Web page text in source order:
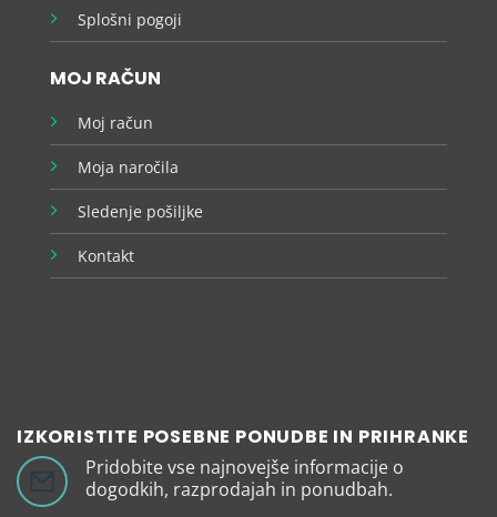
Splošni pogoji
MOJ RAČUN
Moj račun
Moja naročila
Sledenje pošiljke
Kontakt
IZKORISTITE POSEBNE PONUDBE IN PRIHRANKE
Pridobite vse najnovejše informacije o
dogodkih, razprodajah in ponudbah.